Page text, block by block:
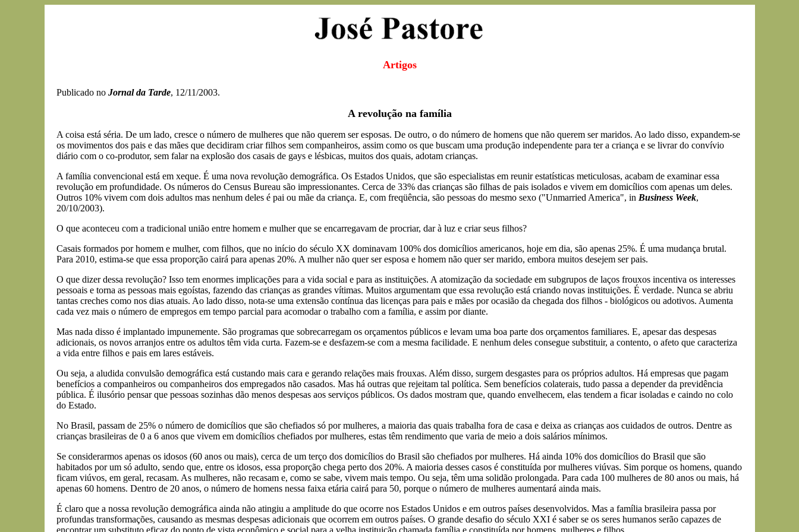
Artigos
Publicado no Jornal da Tarde, 12/11/2003.
A revolução na família
A coisa está séria. De um lado, cresce o número de mulheres que não querem ser esposas. De outro, o do número de homens que não querem ser maridos. Ao lado disso, expandem-se
os movimentos dos pais e das mães que decidiram criar filhos sem companheiros, assim como os que buscam uma produção independente para ter a criança e se livrar do convívio
diário com o co-produtor, sem falar na explosão dos casais de gays e lésbicas, muitos dos quais, adotam crianças.
A família convencional está em xeque. É uma nova revolução demográfica. Os Estados Unidos, que são especialistas em reunir estatísticas meticulosas, acabam de examinar essa
revolução em profundidade. Os números do Census Bureau são impressionantes. Cerca de 33% das crianças são filhas de pais isolados e vivem em domicílios com apenas um deles.
Outros 10% vivem com dois adultos mas nenhum deles é pai ou mãe da criança. E, com freqüência, são pessoas do mesmo sexo ("Unmarried America", in Business Week,
20/10/2003).
O que aconteceu com a tradicional união entre homem e mulher que se encarregavam de procriar, dar à luz e criar seus filhos?
Casais formados por homem e mulher, com filhos, que no início do século XX dominavam 100% dos domicílios americanos, hoje em dia, são apenas 25%. É uma mudança brutal.
Para 2010, estima-se que essa proporção cairá para apenas 20%. A mulher não quer ser esposa e homem não quer ser marido, embora muitos desejem ser pais.
O que dizer dessa revolução? Isso tem enormes implicações para a vida social e para as instituições. A atomização da sociedade em subgrupos de laços frouxos incentiva os interesses
pessoais e torna as pessoas mais egoístas, fazendo das crianças as grandes vítimas. Muitos argumentam que essa revolução está criando novas instituições. É verdade. Nunca se abriu
tantas creches como nos dias atuais. Ao lado disso, nota-se uma extensão contínua das licenças para pais e mães por ocasião da chegada dos filhos - biológicos ou adotivos. Aumenta
cada vez mais o número de empregos em tempo parcial para acomodar o trabalho com a família, e assim por diante.
Mas nada disso é implantado impunemente. São programas que sobrecarregam os orçamentos públicos e levam uma boa parte dos orçamentos familiares. E, apesar das despesas
adicionais, os novos arranjos entre os adultos têm vida curta. Fazem-se e desfazem-se com a mesma facilidade. E nenhum deles consegue substituir, a contento, o afeto que caracteriza
a vida entre filhos e pais em lares estáveis.
Ou seja, a aludida convulsão demográfica está custando mais cara e gerando relações mais frouxas. Além disso, surgem desgastes para os próprios adultos. Há empresas que pagam
benefícios a companheiros ou companheiros dos empregados não casados. Mas há outras que rejeitam tal política. Sem benefícios colaterais, tudo passa a depender da previdência
pública. É ilusório pensar que pessoas sozinhas dão menos despesas aos serviços públicos. Os dados mostram que, quando envelhecem, elas tendem a ficar isoladas e caindo no colo
do Estado.
No Brasil, passam de 25% o número de domicílios que são chefiados só por mulheres, a maioria das quais trabalha fora de casa e deixa as crianças aos cuidados de outros. Dentre as
crianças brasileiras de 0 a 6 anos que vivem em domicílios chefiados por mulheres, estas têm rendimento que varia de meio a dois salários mínimos.
Se considerarmos apenas os idosos (60 anos ou mais), cerca de um terço dos domicílios do Brasil são chefiados por mulheres. Há ainda 10% dos domicílios do Brasil que são
habitados por um só adulto, sendo que, entre os idosos, essa proporção chega perto dos 20%. A maioria desses casos é constituída por mulheres viúvas. Sim porque os homens, quando
ficam viúvos, em geral, recasam. As mulheres, não recasam e, como se sabe, vivem mais tempo. Ou seja, têm uma solidão prolongada. Para cada 100 mulheres de 80 anos ou mais, há
apenas 60 homens. Dentro de 20 anos, o número de homens nessa faixa etária cairá para 50, porque o número de mulheres aumentará ainda mais.
É claro que a nossa revolução demográfica ainda não atingiu a amplitude do que ocorre nos Estados Unidos e em outros países desenvolvidos. Mas a família brasileira passa por
profundas transformações, causando as mesmas despesas adicionais que ocorrem em outros países. O grande desafio do século XXI é saber se os seres humanos serão capazes de
encontrar um substituto eficaz do ponto de vista econômico e social para a velha instituição chamada família e constituída por homens, mulheres e filhos.